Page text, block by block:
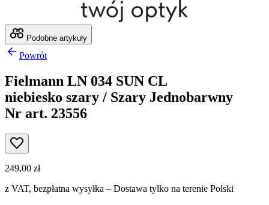
Podobne artykuły
Powrót
Fielmann LN 034 SUN CL
niebiesko szary / Szary Jednobarwny
Nr art. 23556
249,00 zł
z VAT, bezpłatna wysyłka – Dostawa tylko na terenie Polski